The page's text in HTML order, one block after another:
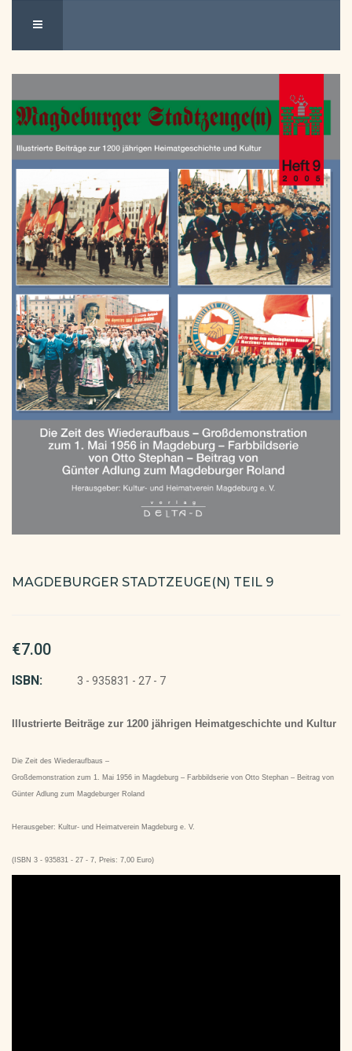
MAGDEBURGER STADTZEUGE(N) TEIL 9
€7.00
ISBN: 3 - 935831 - 27 - 7
Illustrierte Beiträge zur 1200 jährigen Heimatgeschichte und Kultur
Die Zeit des Wiederaufbaus –
Großdemonstration zum 1. Mai 1956 in Magdeburg – Farbbildserie von Otto Stephan – Beitrag von
Günter Adlung zum Magdeburger Roland
Herausgeber: Kultur- und Heimatverein Magdeburg e. V.
(ISBN 3 - 935831 - 27 - 7, Preis: 7,00 Euro)